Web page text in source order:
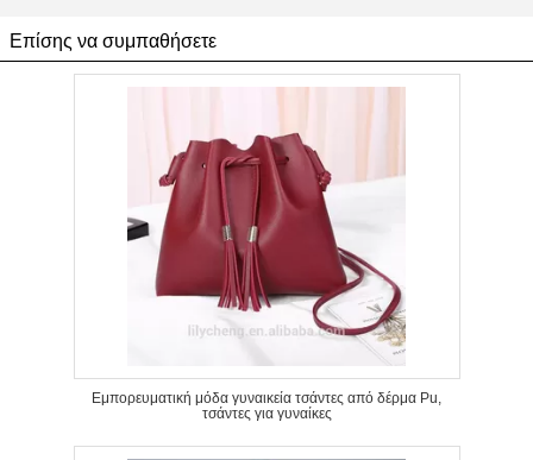
Επίσης να συμπαθήσετε
Εμπορευματική μόδα γυναικεία τσάντες από δέρμα Pu,
τσάντες για γυναίκες